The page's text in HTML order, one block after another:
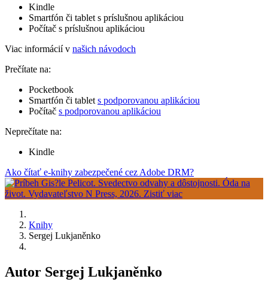
Kindle
Smartfón či tablet s príslušnou aplikáciou
Počítač s príslušnou aplikáciou
Viac informácií v našich návodoch
Prečítate na:
Pocketbook
Smartfón či tablet s podporovanou aplikáciou
Počítač s podporovanou aplikáciou
Neprečítate na:
Kindle
Ako čítať e-knihy zabezpečené cez Adobe DRM?
Knihy
Sergej Lukjaněnko
Autor Sergej Lukjaněnko